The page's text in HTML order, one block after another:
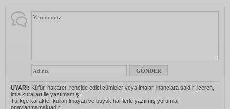
UYARI: Küfür, hakaret, rencide edici cümleler veya imalar, inançlara saldırı içeren,
imla kuralları ile yazılmamış,
Türkçe karakter kullanılmayan ve büyük harflerle yazılmış yorumlar
onaylanmamaktadır.